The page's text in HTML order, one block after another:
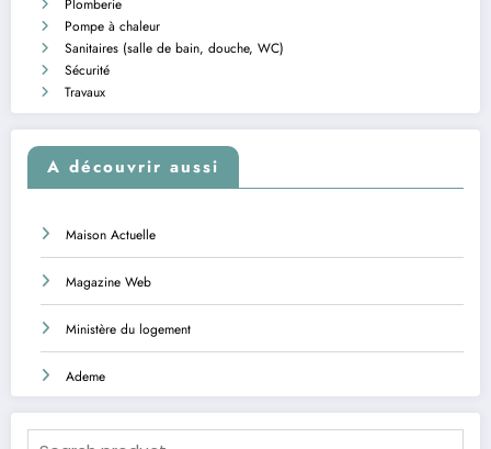
Plomberie
Pompe à chaleur
Sanitaires (salle de bain, douche, WC)
Sécurité
Travaux
A découvrir aussi
Maison Actuelle
Magazine Web
Ministère du logement
Ademe